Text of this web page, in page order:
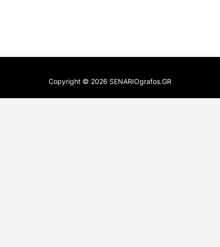
Copyright © 2026 SENARIOgrafos.GR